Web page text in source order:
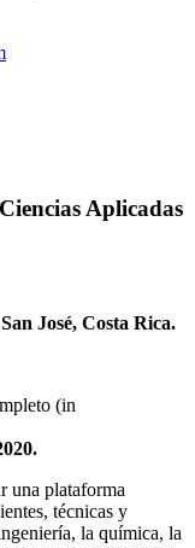
Aplicadas
José, Costa Rica.
(in
una plataforma
técnicas y
la química, la